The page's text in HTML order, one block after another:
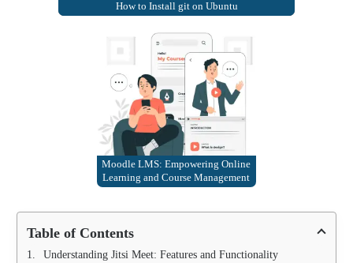
How to Install git on Ubuntu
Moodle LMS: Empowering Online
Learning and Course Management
Table of Contents
Understanding Jitsi Meet: Features and Functionality